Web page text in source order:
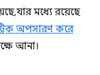
যার মধ্যে রয়েছে
অপসারণ করে
আনা।